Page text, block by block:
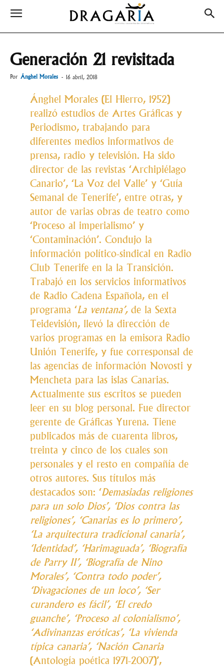
Generación 21 revisitada
Por Ánghel Morales - 16 abril, 2018
Ánghel Morales (El Hierro, 1952)
realizó estudios de Artes Gráficas y
Periodismo, trabajando para
diferentes medios informativos de
prensa, radio y televisión. Ha sido
director de las revistas ‘Archipiélago
Canario’, ‘La Voz del Valle’ y ‘Guía
Semanal de Tenerife’, entre otras, y
autor de varias obras de teatro como
‘Proceso al imperialismo’ y
‘Contaminación’. Condujo la
información político-sindical en Radio
Club Tenerife en la la Transición.
Trabajó en los servicios informativos
de Radio Cadena Española, en el
programa ‘La ventana’,de la Sexta
Teidevisión, llevó la dirección de
varios programas en la emisora Radio
Unión Tenerife, y fue corresponsal de
las agencias de información Novosti y
Mencheta para las islas Canarias.
Actualmente sus escritos se pueden
leer en su blog personal. Fue director
gerente de Gráficas Yurena. Tiene
publicados más de cuarenta libros,
treinta y cinco de los cuales son
personales y el resto en compañía de
otros autores. Sus títulos más
destacados son: ‘Demasiadas religiones
para un solo Dios’, ‘Dios contra las
religiones’, ‘Canarias es lo primero’,
‘La arquitectura tradicional canaria’,
‘Identidad’, ‘Harimaguada’, ‘Biografía
de Parry II’,‘Biografía de Nino
Morales’, ‘Contra todo poder’,
‘Divagaciones de un loco’,‘Ser
curandero es fácil’, ‘El credo
guanche’, ‘Proceso al colonialismo’,
‘Adivinanzas eróticas’, ‘La vivienda
típica canaria’, ‘Nación Canaria
(Antología poética 1971-2007)’,